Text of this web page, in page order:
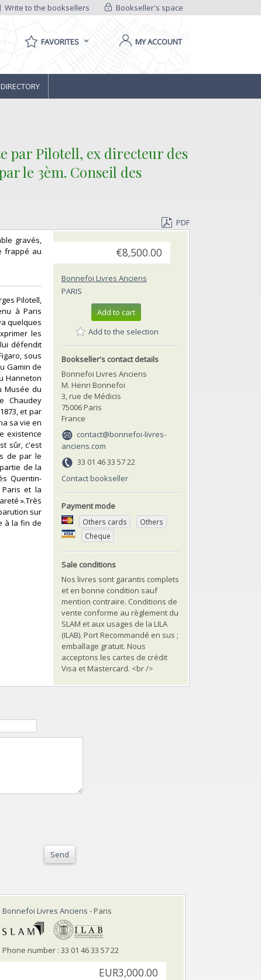
Bookseller's space
Write to the booksellers
FAVORITES MY ACCOUNT
par Pilotell, ex directeur des
le 3èm. Conseil des
PDF
gravés,
frappé au
Pilotell,
à Paris
quelques
les
défendit
sous
Gamin de
Hanneton
Musée du
Chaudey
et par
sa vie en
existence
sûr, c'est
de par le
de la
Quentin-
et la
».Très
sur
à la fin de
€8,500.00
Bonnefoi Livres Anciens
PARIS
Add to cart
Add to the selection
Bookseller's contact details
Bonnefoi Livres Anciens
M. Henri Bonnefoi
3, rue de Médicis
75006 Paris
France
contact@bonnefoi-livres-
anciens.com
33 01 46 33 57 22
Contact bookseller
Payment mode
Others cards
Others
Cheque
Sale conditions
Nos livres sont garantis complets
et en bonne condition sauf
mention contraire. Conditions de
vente conforme au règlement du
SLAM et aux usages de la LILA
(ILAB). Port Recommandé en sus ;
emballage gratuit. Nous
acceptons les cartes de crédit
Visa et Mastercard. <br />
Send
Bonnefoi Livres Anciens - Paris
Phone number : 33 01 46 33 57 22
EUR3,000.00